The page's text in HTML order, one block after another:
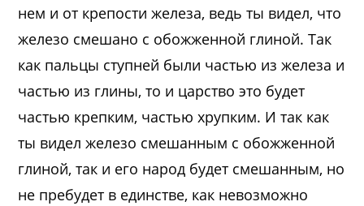
нем и от крепости железа, ведь ты видел, что
железо смешано с обожженной глиной. Так
как пальцы ступней были частью из железа и
частью из глины, то и царство это будет
частью крепким, частью хрупким. И так как
ты видел железо смешанным с обожженной
глиной, так и его народ будет смешанным, но
не пребудет в единстве, как невозможно